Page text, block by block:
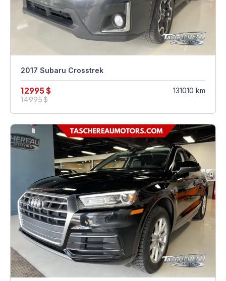
2017 Subaru Crosstrek
12995 $
14995 $
131010 km